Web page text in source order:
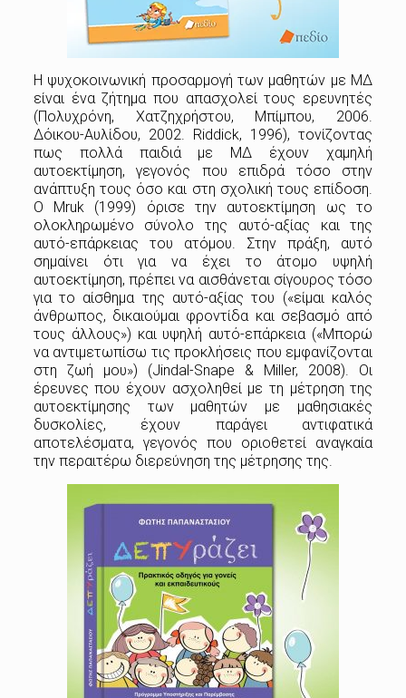
Η ψυχοκοινωνική προσαρμογή των μαθητών με ΜΔ
είναι ένα ζήτημα που απασχολεί τους ερευνητές
(Πολυχρόνη, Χατζηχρήστου, Μπίμπου, 2006.
Δόικου-Αυλίδου, 2002. Riddick, 1996), τονίζοντας
πως πολλά παιδιά με ΜΔ έχουν χαμηλή
αυτοεκτίμηση, γεγονός που επιδρά τόσο στην
ανάπτυξη τους όσο και στη σχολική τους επίδοση.
Ο Mruk (1999) όρισε την αυτοεκτίμηση ως το
ολοκληρωμένο σύνολο της αυτό-αξίας και της
αυτό-επάρκειας του ατόμου. Στην πράξη, αυτό
σημαίνει ότι για να έχει το άτομο υψηλή
αυτοεκτίμηση, πρέπει να αισθάνεται σίγουρος τόσο
για το αίσθημα της αυτό-αξίας του («είμαι καλός
άνθρωπος, δικαιούμαι φροντίδα και σεβασμό από
τους άλλους») και υψηλή αυτό-επάρκεια («Μπορώ
να αντιμετωπίσω τις προκλήσεις που εμφανίζονται
στη ζωή μου») (Jindal-Snape & Miller, 2008). Οι
έρευνες που έχουν ασχοληθεί με τη μέτρηση της
αυτοεκτίμησης των μαθητών με μαθησιακές
δυσκολίες, έχουν παράγει αντιφατικά
αποτελέσματα, γεγονός που οριοθετεί αναγκαία
την περαιτέρω διερεύνηση της μέτρησης της.